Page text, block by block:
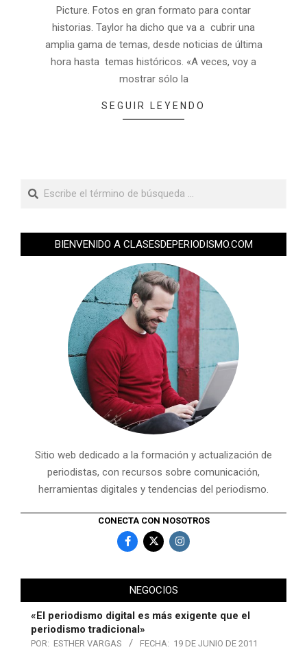
Picture. Fotos en gran formato para contar
historias. Taylor ha dicho que va a cubrir una
amplia gama de temas, desde noticias de última
hora hasta temas históricos. «A veces, voy a
mostrar sólo la
SEGUIR LEYENDO
BIENVENIDO A CLASESDEPERIODISMO.COM
Sitio web dedicado a la formación y actualización de
periodistas, con recursos sobre comunicación,
herramientas digitales y tendencias del periodismo.
CONECTA CON NOSOTROS
NEGOCIOS
«El periodismo digital es más exigente que el
periodismo tradicional»
POR: ESTHER VARGAS FECHA: 19 DE JUNIO DE 2011